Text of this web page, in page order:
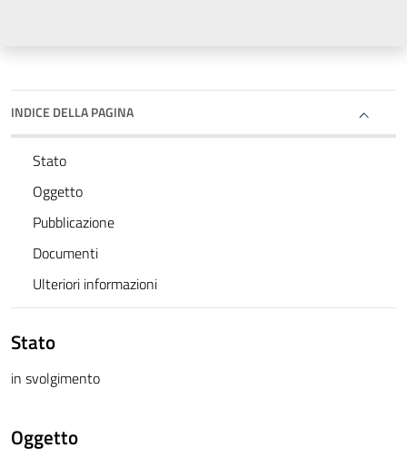
INDICE DELLA PAGINA
Stato
Oggetto
Pubblicazione
Documenti
Ulteriori informazioni
Stato
in svolgimento
Oggetto